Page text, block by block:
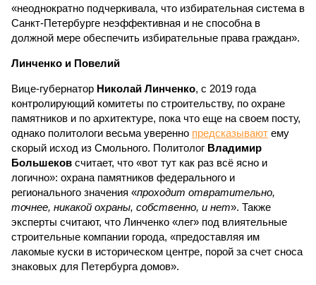
«неоднократно подчеркивала, что избирательная система в
Санкт-Петербурге неэффективная и не способна в
должной мере обеспечить избирательные права граждан».
Линченко и Повелий
Вице-губернатор Николай Линченко, с 2019 года
контролирующий комитеты по строительству, по охране
памятников и по архитектуре, пока что еще на своем посту,
однако политологи весьма уверенно предсказывают ему
скорый исход из Смольного. Политолог Владимир
Большеков считает, что «вот тут как раз всё ясно и
логично»: охрана памятников федерального и
регионального значения «проходит отвратительно,
точнее, никакой охраны, собственно, и нет». Также
эксперты считают, что Линченко «лег» под влиятельные
строительные компании города, «предоставляя им
лакомые куски в историческом центре, порой за счет сноса
знаковых для Петербурга домов».